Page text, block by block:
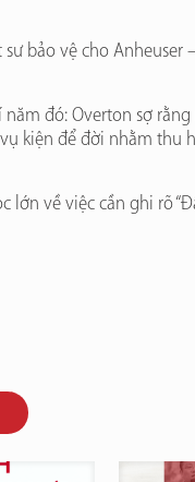
bảo vệ cho Anheuser
đó: Overton sợ
kiện để đời nhằm thu
lớn về việc cần ghi rõ